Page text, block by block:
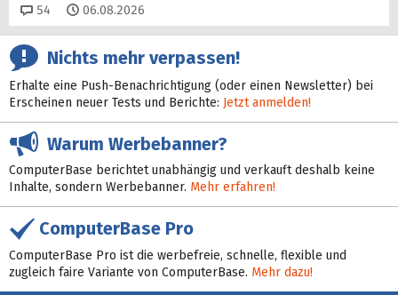
54 Kommentare
06.08.2026
Nichts mehr verpassen!
Erhalte eine Push-Benachrichtigung (oder einen Newsletter) bei
Erscheinen neuer Tests und Berichte: Jetzt anmelden!
Warum Werbebanner?
ComputerBase berichtet unabhängig und verkauft deshalb keine
Inhalte, sondern Werbebanner. Mehr erfahren!
ComputerBase Pro
ComputerBase Pro ist die werbefreie, schnelle, flexible und
zugleich faire Variante von ComputerBase. Mehr dazu!